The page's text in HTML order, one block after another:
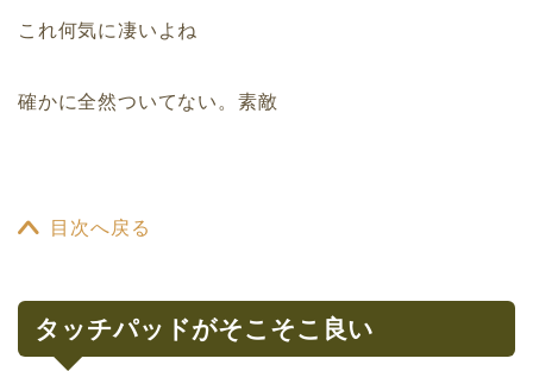
これ何気に凄いよね
確かに全然ついてない。素敵
目次へ戻る
タッチパッドがそこそこ良い